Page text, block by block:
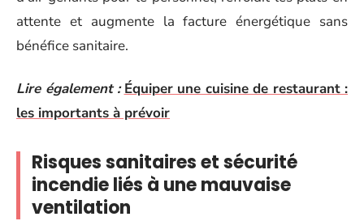
attente et augmente la facture énergétique sans
bénéfice sanitaire.
Lire également : Équiper une cuisine de restaurant :
les importants à prévoir
Risques sanitaires et sécurité
incendie liés à une mauvaise
ventilation